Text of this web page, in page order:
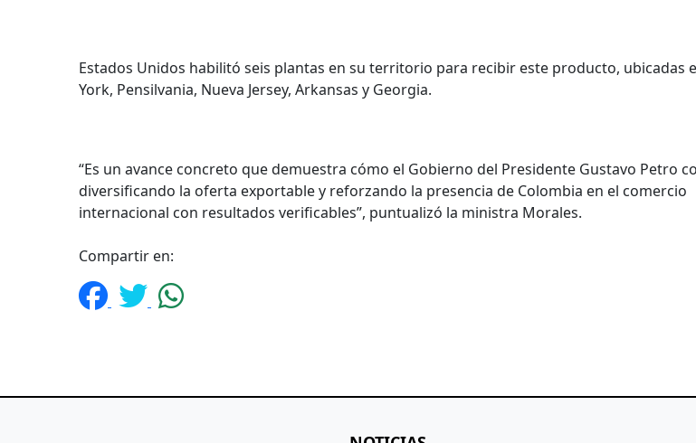
Estados Unidos habilitó seis plantas en su territorio para recibir este producto, ubicadas
York, Pensilvania, Nueva Jersey, Arkansas y Georgia.
“Es un avance concreto que demuestra cómo el Gobierno del Presidente Gustavo Petro
diversificando la oferta exportable y reforzando la presencia de Colombia en el comercio
internacional con resultados verificables”, puntualizó la ministra Morales.
Compartir en: